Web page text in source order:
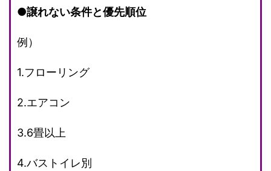
●譲れない条件と優先順位
例）
1.フローリング
2.エアコン
3.6畳以上
4.バストイレ別